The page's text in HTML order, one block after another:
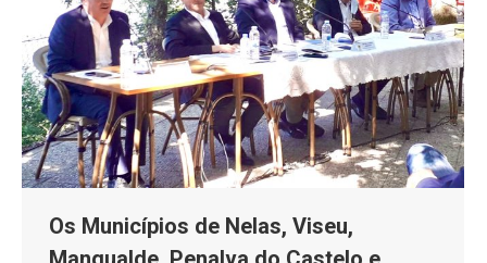
Os Municípios de Nelas, Viseu,